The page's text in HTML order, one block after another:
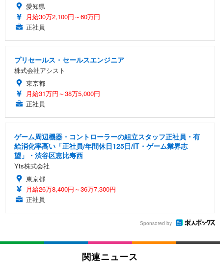
愛知県
月給30万2,100円～60万円
正社員
プリセールス・セールスエンジニア
株式会社アシスト
東京都
月給31万円～38万5,000円
正社員
ゲーム周辺機器・コントローラーの組立スタッフ正社員・有
給消化率高い「正社員/年間休日125日/IT・ゲーム業界志
望」・渋谷区恵比寿西
Yts株式会社
東京都
月給26万8,400円～36万7,300円
正社員
Sponsored by
関連ニュース